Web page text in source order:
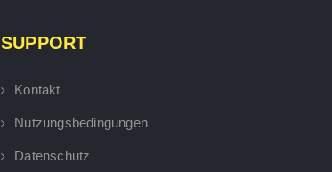
SUPPORT
Kontakt
Nutzungsbedingungen
Datenschutz